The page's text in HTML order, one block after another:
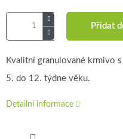
Přidat
Kvalitní granulované krmivo
5. do 12. týdne věku.
Detailní informace